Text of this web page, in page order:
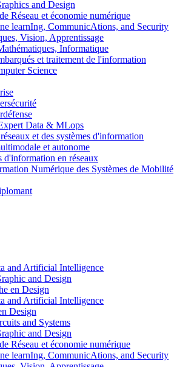
and Design
Réseau et économie numérique
learnIng, CommunicAtions, and Security
Vision, Apprentissage
Informatique
et traitement de l'information
Science
Data & MLops
et des systèmes d'information
et autonome
d'information en réseaux
Numérique des Systèmes de Mobilité
Artificial Intelligence
and Design
en Design
Artificial Intelligence
Design
and Systems
and Design
Réseau et économie numérique
learnIng, CommunicAtions, and Security